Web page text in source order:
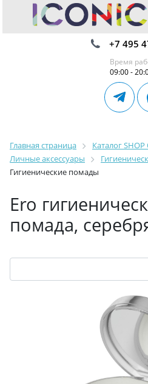
+7 495
Время
09:00 -
Главная страница Каталог SHOP
Личные аксессуары
Гигиенические помады
Ero
помада,